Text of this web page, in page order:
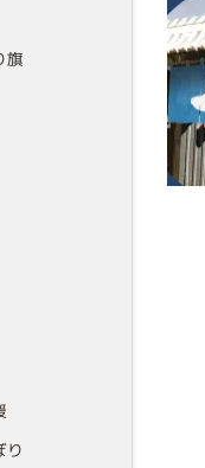
旗
り